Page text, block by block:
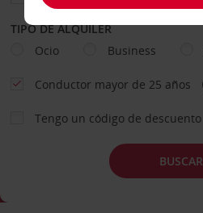
TIPO DE ALQUILER
Ocio
Business
Conductor mayor de 25 años
Tengo un código de descuento
BUSCAR